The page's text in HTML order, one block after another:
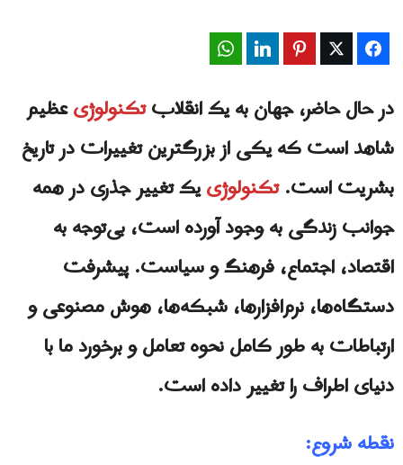
Facebook
Twitter
Pinterest
LinkedIn
در حال حاضر، جهان به یک انقلابتکنولوژیعظیم
شاهد است که یکی از بزرگترین تغییرات در تاریخ
بشریت است.تکنولوژییک تغییر جذری در همه
جوانب زندگی به وجود آورده است، بی‌توجه به
اقتصاد، اجتماع، فرهنگ و سیاست. پیشرفت
دستگاه‌ها، نرم‌افزارها، شبکه‌ها، هوش مصنوعی و
ارتباطات به طور کامل نحوه تعامل و برخورد ما با
دنیای اطراف را تغییر داده است.
نقطه شروع: